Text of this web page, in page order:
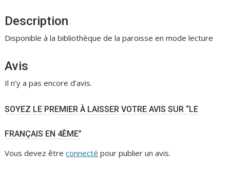
e
b
o
k
itt
er
ai
l s
p
g
Description
Disponible à la bibliothèque de la paroisse en mode lecture
Avis
Il n’y a pas encore d’avis.
SOYEZ LE PREMIER À LAISSER VOTRE AVIS SUR “LE
FRANÇAIS EN 4ÈME”
Vous devez êtreconnecté pour publier un avis.